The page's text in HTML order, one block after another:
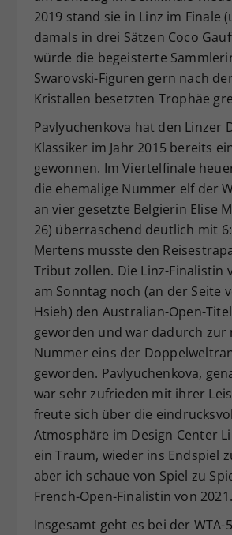
2019 stand sie in Linz im Finale
damals in drei Sätzen Coco
würde die begeisterte
Swarovski-Figuren gern nach
Kristallen besetzten Trophäe
Pavlyuchenkova hat den Linzer
Klassiker im Jahr 2015 bereits
gewonnen. Im Viertelfinale
die ehemalige Nummer elf der
an vier gesetzte Belgierin Elise
26) überraschend deutlich mit
Mertens musste den
Tribut zollen. Die Linz-Finalistin
am Sonntag noch (an der Seite
Hsieh) den Australian-Open-
geworden und war dadurch zur
Nummer eins der
geworden. Pavlyuchenkova,
war sehr zufrieden mit ihrer
freute sich über die
Atmosphäre im Design Center
ein Traum, wieder ins Endspiel
aber ich schaue von Spiel zu
French-Open-Finalistin von 2021.
Insgesamt geht es bei der WTA-